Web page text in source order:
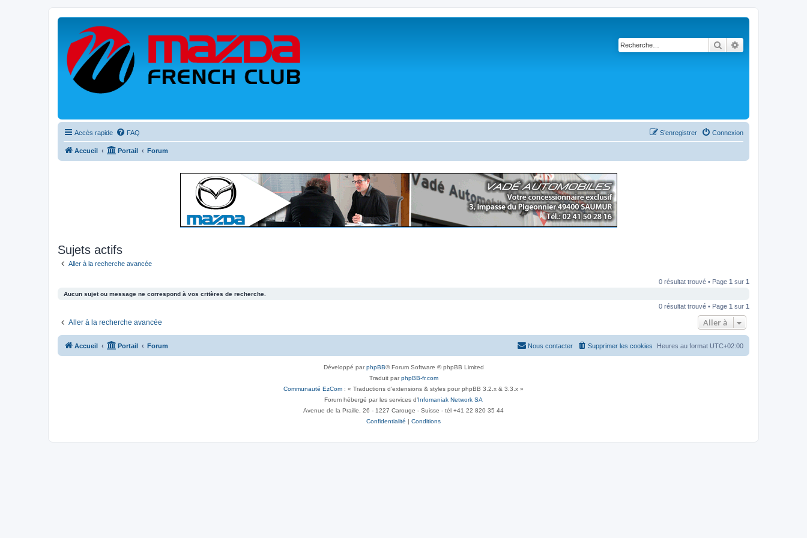
Rechercher
Accès rapide FAQ Connexion
S’enregistrer
Accueil Portail Forum
Sujets actifs
Aller à la recherche avancée
0 résultat trouvé • Page 1 sur 1
Aucun sujet ou message ne correspond à vos critères de recherche.
0 résultat trouvé • Page 1 sur 1
Aller à la recherche avancée Aller à
Accueil Portail Forum Heures au format UTC+02:00
Supprimer les cookies
Nous contacter
Développé parphpBB® Forum Software © phpBB Limited
Traduit parphpBB-fr.com
Communauté EzCom : « Traductions d'extensions & styles pour phpBB 3.2.x & 3.3.x »
Forum hébergé par les services d’Infomaniak Network SA
Avenue de la Praille, 26 - 1227 Carouge - Suisse - tél +41 22 820 35 44
Confidentialité | Conditions